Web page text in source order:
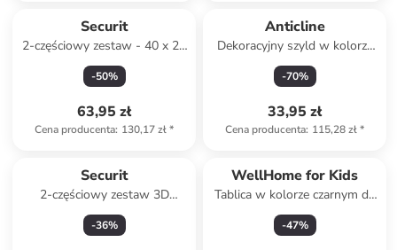
Securit
2-częściowy zestaw - 40 x 20
x 1 cm
-50%
63,95 zł
Cena producenta: 130,17 zł*
Anticline
Dekoracyjny szyld w kolorze
czarno-białym - 24,5 x 24,5
cm
-70%
33,95 zł
Cena producenta: 115,28 zł*
Securit
2-częściowy zestaw 3D
"Whale" - 14,5 x 22 x 10 cm
-36%
WellHome for Kids
Tablica w kolorze czarnym do
planowania tygodnia - 50 x
69 cm
-47%